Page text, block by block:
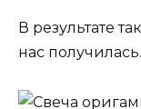
В результате
нас